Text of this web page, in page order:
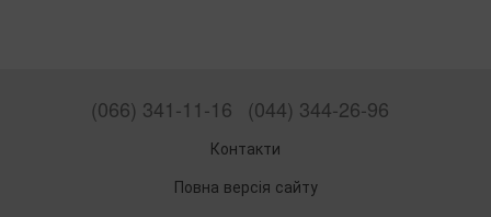
(066) 341-11-16 (044) 344-26-96
Контакти
Повна версія сайту